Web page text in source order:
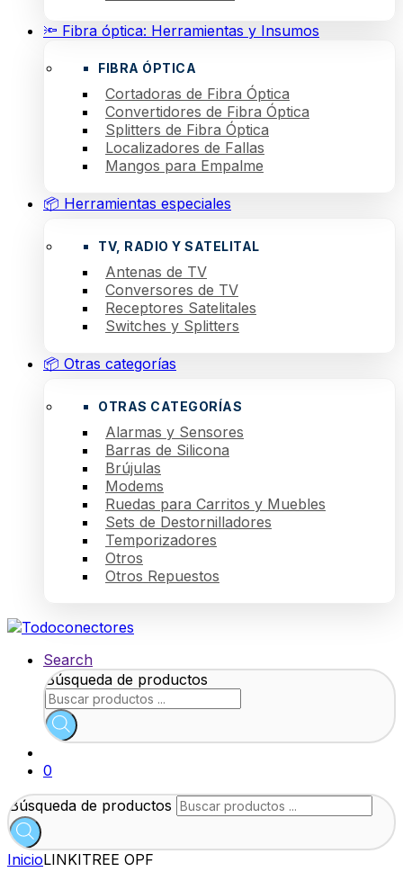
🔦 Fibra óptica: Herramientas y Insumos
FIBRA ÓPTICA
Cortadoras de Fibra Óptica
Convertidores de Fibra Óptica
Splitters de Fibra Óptica
Localizadores de Fallas
Mangos para Empalme
📦 Herramientas especiales
TV, RADIO Y SATELITAL
Antenas de TV
Conversores de TV
Receptores Satelitales
Switches y Splitters
📦 Otras categorías
OTRAS CATEGORÍAS
Alarmas y Sensores
Barras de Silicona
Brújulas
Modems
Ruedas para Carritos y Muebles
Sets de Destornilladores
Temporizadores
Otros
Otros Repuestos
Search
Búsqueda de productos
0
Búsqueda de productos
InicioLINKITREE OPF